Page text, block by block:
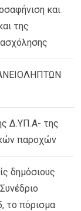
και
της
Δ.ΥΠ.Α- της
παροχών
δημόσιους
το πόρισμα